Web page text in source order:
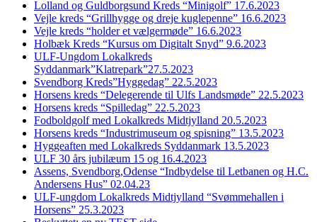
Lolland og Guldborgsund Kreds “Minigolf” 17.6.2023
Vejle kreds “Grillhygge og dreje kuglepenne” 16.6.2023
Vejle kreds “holder et vælgermøde” 16.6.2023
Holbæk Kreds “Kursus om Digitalt Snyd” 9.6.2023
ULF-Ungdom Lokalkreds
Syddanmark”Klatrepark”27.5.2023
Svendborg Kreds”Hyggedag” 22.5.2023
Horsens kreds “Delegerende til Ulfs Landsmøde” 22.5.2023
Horsens kreds “Spilledag” 22.5.2023
Fodboldgolf med Lokalkreds Midtjylland 20.5.2023
Horsens kreds “Industrimuseum og spisning” 13.5.2023
Hyggeaften med Lokalkreds Syddanmark 13.5.2023
ULF 30 års jubilæum 15 og 16.4.2023
Assens, Svendborg,Odense “Indbydelse til Letbanen og H.C.
Andersens Hus” 02.04.23
ULF-ungdom Lokalkreds Midtjylland “Svømmehallen i
Horsens” 25.3.2023